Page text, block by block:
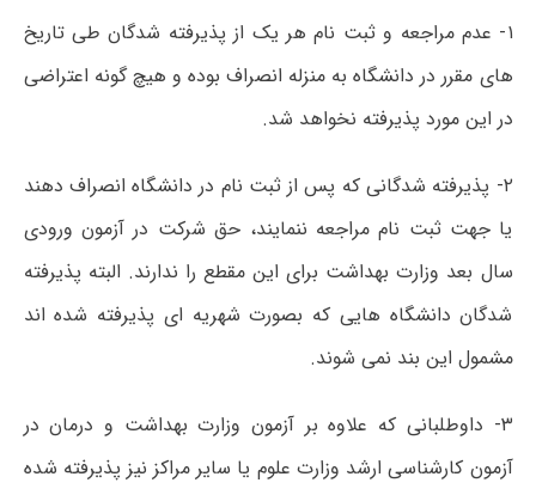
۱- عدم مراجعه و ثبت نام هر یک از پذیرفته شدگان طی تاریخ
های مقرر در دانشگاه به منزله انصراف بوده و هیچ گونه اعتراضی
در این مورد پذیرفته نخواهد شد.
۲- پذیرفته شدگانی که پس از ثبت نام در دانشگاه انصراف دهند
یا جهت ثبت نام مراجعه ننمایند، حق شرکت در آزمون ورودی
سال بعد وزارت بهداشت برای این مقطع را ندارند. البته پذیرفته
شدگان دانشگاه هایی که بصورت شهریه ای پذیرفته شده اند
مشمول این بند نمی شوند.
۳- داوطلبانی که علاوه بر آزمون وزارت بهداشت و درمان در
آزمون کارشناسی ارشد وزارت علوم یا سایر مراکز نیز پذیرفته شده